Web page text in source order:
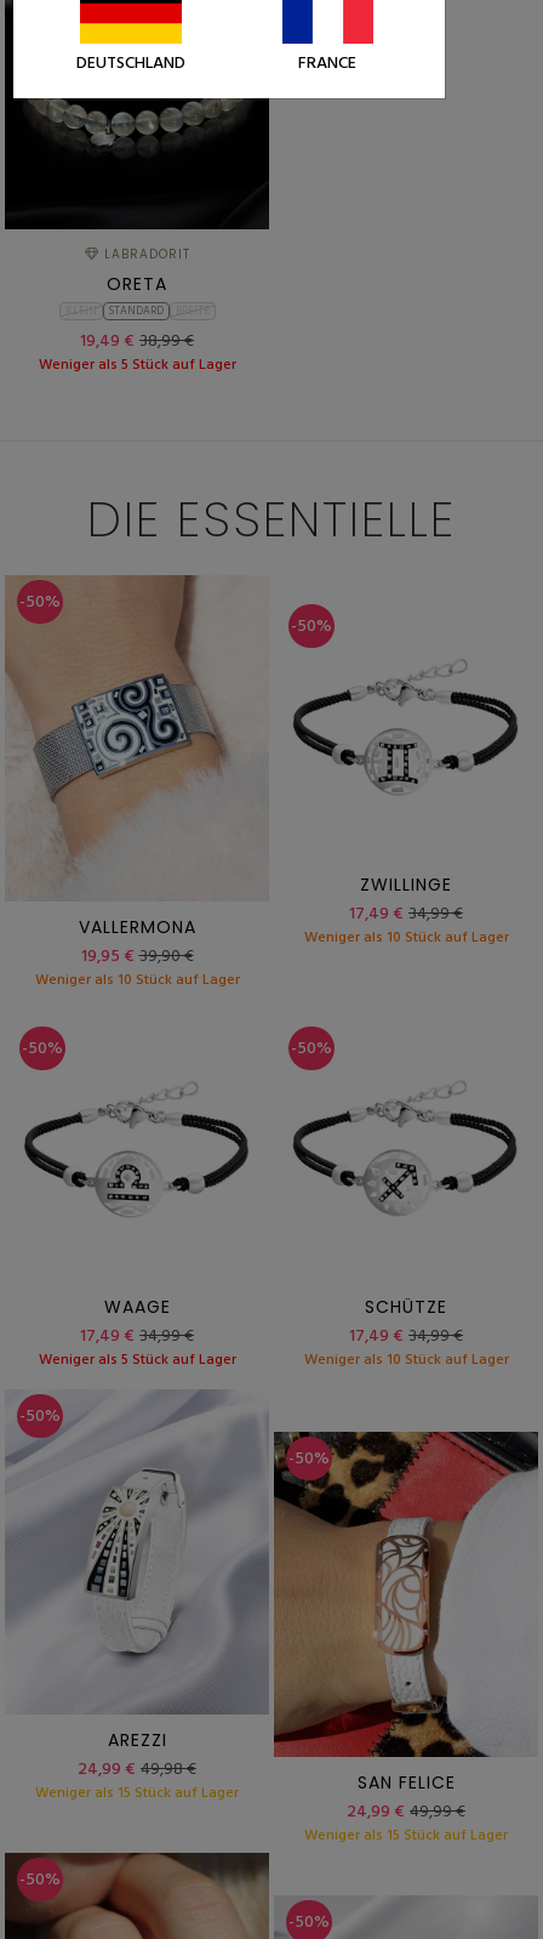
LABRADORIT
ORETA
STANDARD
19,49 € 38,99 €
Weniger als 5 Stück auf Lager
DIE ESSENTIELLE
-50%
VALLERMONA
19,95 €39,90 €
Weniger als 10 Stück auf Lager
-50%
ZWILLINGE
17,49 € 34,99 €
Weniger als 10 Stück auf Lager
-50%
WAAGE
17,49 € 34,99 €
Weniger als 5 Stück auf Lager
-50%
SCHÜTZE
17,49 € 34,99 €
Weniger als 10 Stück auf Lager
-50%
AREZZI
24,99 € 49,98 €
Weniger als 15 Stück auf Lager
-50%
SAN FELICE
24,99 € 49,99 €
Weniger als 15 Stück auf Lager
-50%
-50%
DEUTSCHLAND FRANCE